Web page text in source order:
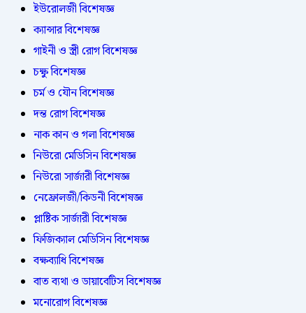
ইউরোলজী বিশেষজ্ঞ
ক্যান্সার বিশেষজ্ঞ
গাইনী ও স্ত্রী রোগ বিশেষজ্ঞ
চক্ষু বিশেষজ্ঞ
চর্ম ও যৌন বিশেষজ্ঞ
দন্ত রোগ বিশেষজ্ঞ
নাক কান ও গলা বিশেষজ্ঞ
নিউরো মেডিসিন বিশেষজ্ঞ
নিউরো সার্জারী বিশেষজ্ঞ
নেফ্রোলজী/কিডনী বিশেষজ্ঞ
প্লাষ্টিক সার্জারী বিশেষজ্ঞ
ফিজিক্যাল মেডিসিন বিশেষজ্ঞ
বক্ষব্যাধি বিশেষজ্ঞ
বাত ব্যথা ও ডায়াবেটিস বিশেষজ্ঞ
মনোরোগ বিশেষজ্ঞ